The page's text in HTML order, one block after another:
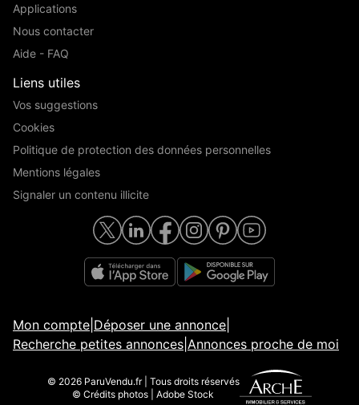
Applications
Nous contacter
Aide - FAQ
Liens utiles
Vos suggestions
Cookies
Politique de protection des données personnelles
Mentions légales
Signaler un contenu illicite
Mon compte Déposer une annonce
Recherche petites annonces Annonces proche de moi
© 2026 ParuVendu.fr | Tous droits réservés
© Crédits photos | Adobe Stock